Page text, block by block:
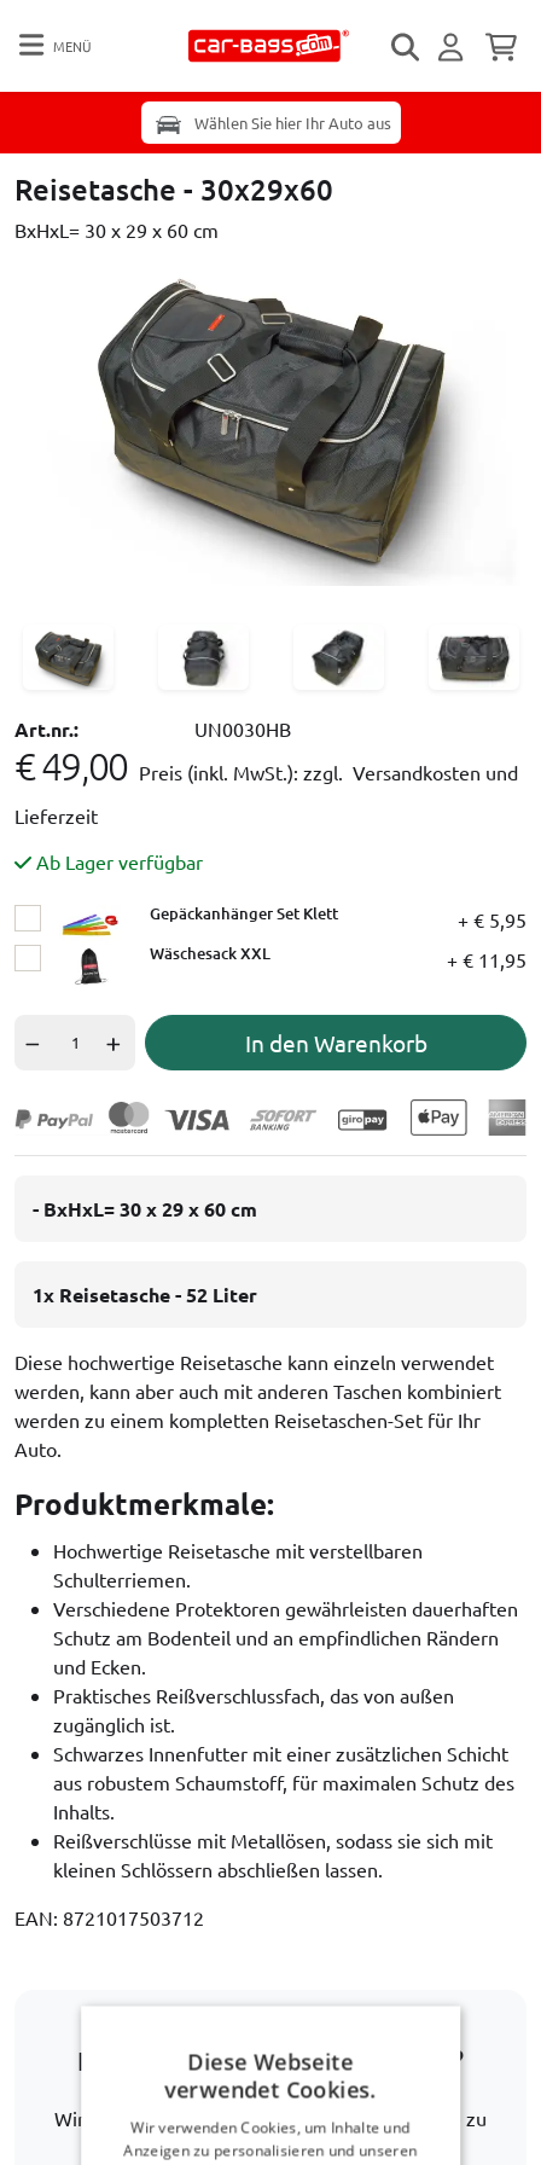
MENÜ
Wählen Sie hier Ihr Auto aus
Reisetasche - 30x29x60
BxHxL= 30 x 29 x 60 cm
Art.nr.: UN0030HB
€ 49,00 Preis (inkl. MwSt.):zzgl. Versandkosten und
Lieferzeit
Ab Lager verfügbar
Gepäckanhänger Set Klett + € 5,95
Wäschesack XXL + € 11,95
In den Warenkorb
- BxHxL= 30 x 29 x 60 cm
1x Reisetasche - 52 Liter
Diese hochwertige Reisetasche kann einzeln verwendet
werden, kann aber auch mit anderen Taschen kombiniert
werden zu einem kompletten Reisetaschen-Set für Ihr
Auto.
Produktmerkmale:
Hochwertige Reisetasche mit verstellbaren
Schulterriemen.
Verschiedene Protektoren gewährleisten dauerhaften
Schutz am Bodenteil und an empfindlichen Rändern
und Ecken.
Praktisches Reißverschlussfach, das von außen
zugänglich ist.
Schwarzes Innenfutter mit einer zusätzlichen Schicht
aus robustem Schaumstoff, für maximalen Schutz des
Inhalts.
Reißverschlüsse mit Metallösen, sodass sie sich mit
kleinen Schlössern abschließen lassen.
EAN: 8721017503712
Ist Ihr Automodell nicht dabei?
Wir helfen Ihnen gerne weiter, eine Alternative zu
finden.
Diese Webseite
verwendet Cookies.
Wir verwenden Cookies, um Inhalte und
Anzeigen zu personalisieren und unseren